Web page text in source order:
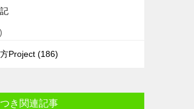
Project (186)
き関連記事